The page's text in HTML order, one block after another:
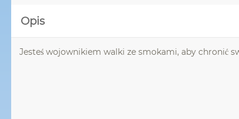
Opis
Jesteś wojownikiem walki ze smokami, aby chronić